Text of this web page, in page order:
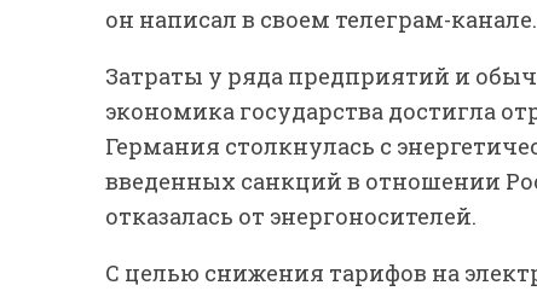
он написал в своем телеграм-канале.
Затраты у ряда предприятий и
экономика государства достигла
Германия столкнулась с
введенных санкций в отношении
отказалась от энергоносителей.
С целью снижения тарифов на